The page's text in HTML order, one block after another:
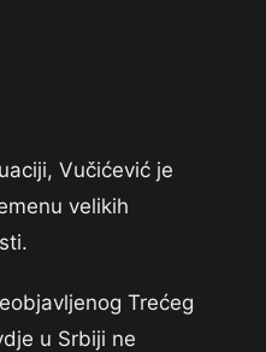
Vučićević je
velikih
Trećeg
u Srbiji ne